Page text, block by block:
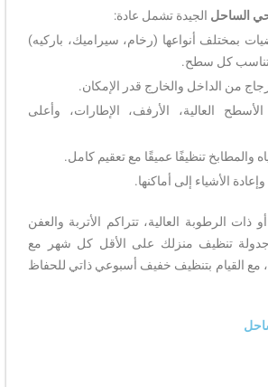
الساحل الجيدة تشمل عادة:
بمختلف أنواعها (رخام، سيراميك، باركيه)
تناسب كل سطح.
من الداخل والخارج قدر الإمكان.
العالية، الأرفف، الإطارات، وأعلى
والمطابخ تنظيفًا عميقًا مع تعقيم كامل.
الأشياء إلى أماكنها.
ذات الرطوبة العالية، تتراكم الأتربة والعفن
تنظيف منزلك على الأقل كل شهر مع
القيام بتنظيف خفيف أسبوعي ذاتي للحفاظ